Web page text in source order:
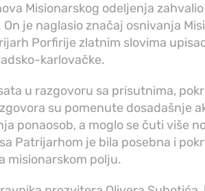
Misionarskog odeljenja
je naglasio značaj osnivanja
Porfirije zlatnim slovima
karlovačke.
u razgovoru sa prisutnima,
su pomenute dosadašnje
ponaosob, a moglo se čuti više
Patrijarhom je bila posebna i
misionarskom polju.